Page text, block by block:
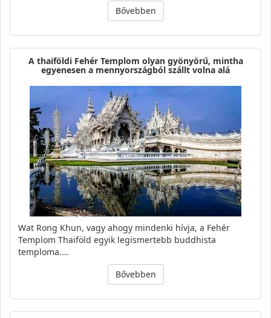
Bővebben
A thaiföldi Fehér Templom olyan gyönyörű, mintha
egyenesen a mennyországból szállt volna alá
Wat Rong Khun, vagy ahogy mindenki hívja, a Fehér
Templom Thaiföld egyik legismertebb buddhista
temploma.…
Bővebben